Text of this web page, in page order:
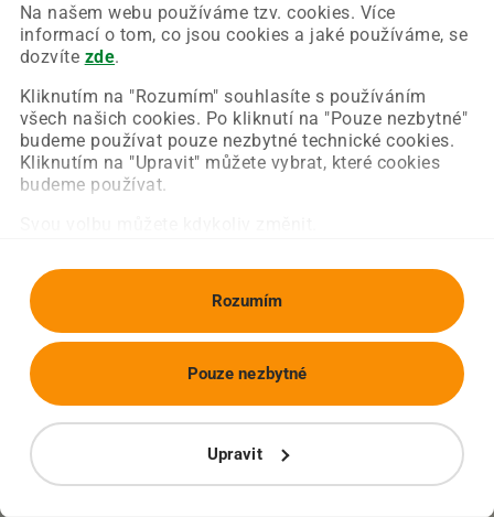
Na našem webu používáme tzv. cookies. Více
informací o tom, co jsou cookies a jaké používáme, se
dozvíte zde.
Kliknutím na "Rozumím" souhlasíte s používáním
všech našich cookies. Po kliknutí na "Pouze nezbytné"
budeme používat pouze nezbytné technické cookies.
Kliknutím na "Upravit" můžete vybrat, které cookies
budeme používat.
Rozumím
Upravit
Pouze nezbytné
Chyba nastala na naší straně a už ji opravujeme.
Zkuste prosím znovu načíst požadovanou stránku.
Obnovit stránku Úvodní strana